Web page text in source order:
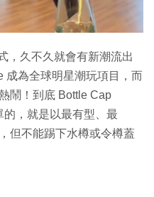
，久不久就會有新潮流出
成為全球明星潮玩項目，而
鬧！到底 Bottle Cap
，就是以最有型、最
但不能踢下水樽或令樽蓋